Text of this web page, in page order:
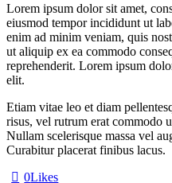
Lorem ipsum dolor sit amet,
eiusmod tempor incididunt ut
enim ad minim veniam, quis
ut aliquip ex ea commodo
reprehenderit. Lorem ipsum
elit.
Etiam vitae leo et diam
risus, vel rutrum erat commodo
Nullam scelerisque massa vel
Curabitur placerat finibus lacus.
0Likes